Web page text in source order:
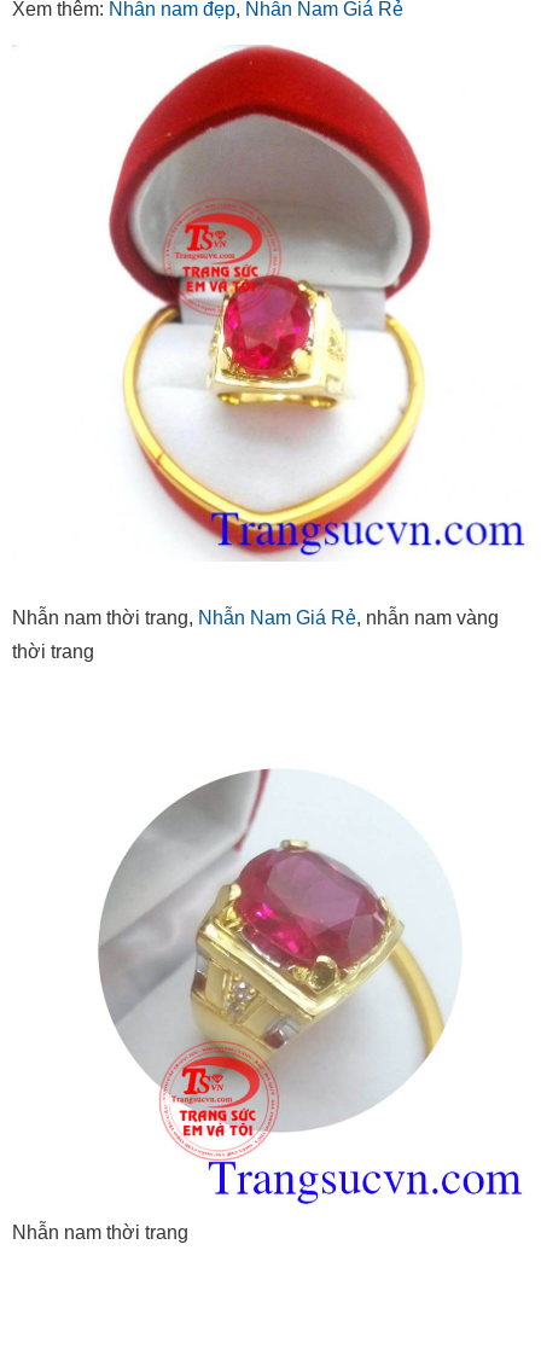
Xem thêm: Nhẫn nam đẹp, Nhẫn Nam Giá Rẻ
Nhẫn nam thời trang, Nhẫn Nam Giá Rẻ, nhẫn nam vàng
thời trang
Nhẫn nam thời trang